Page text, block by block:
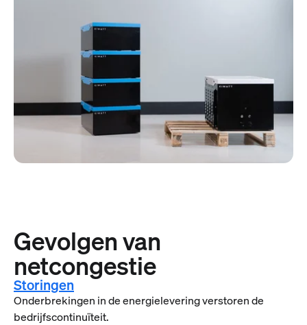
Gevolgen van
netcongestie
Storingen
Onderbrekingen in de energielevering verstoren de
bedrijfscontinuïteit.